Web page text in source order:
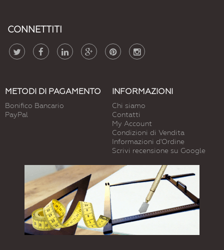
CONNETTITI
METODI DI PAGAMENTO
Bonifico Bancario
PayPal
INFORMAZIONI
Chi siamo
Contatti
My Account
Condizioni di Vendita
Informazioni d'Ordine
Scrivi recensione su Google